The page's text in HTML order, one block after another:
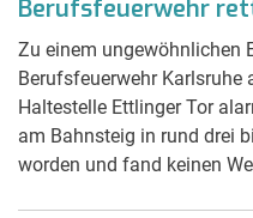
Berufsfeuerwehr
Zu einem ungewöhnlichen
Berufsfeuerwehr Karlsruhe
Haltestelle Ettlinger Tor
am Bahnsteig in rund drei
worden und fand keinen